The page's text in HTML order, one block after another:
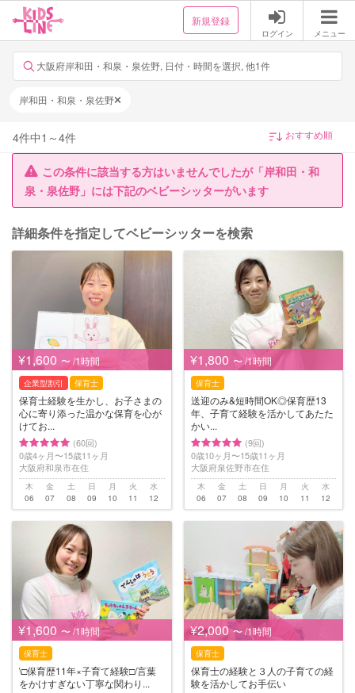
新規登録
ログイン メニュー
大阪府岸和田・和泉・泉佐野, 日付・時間を選択, 他1件
岸和田・和泉・泉佐野
4件中1 ～4件
この条件に該当する方はいませんでしたが「岸和田・和
泉・泉佐野」には下記のベビーシッターがいます
詳細条件を指定してベビーシッターを検索
¥1,600 〜 /1時間
企業型割引 保育士
保育士経験を生かし、お子さまの
心に寄り添った温かな保育を心が
けてお...
(60回)
0歳4ヶ月〜15歳11ヶ月
大阪府和泉市在住
木
06
金
07
土
08
日
09
月
10
火
11
水
12
¥1,800 〜 /1時間
保育士
送迎のみ&短時間OK◎保育歴13
年、子育て経験を活かしてあたた
かい...
(9回)
0歳10ヶ月〜15歳11ヶ月
大阪府泉佐野市在住
木
06
金
07
土
08
日
09
月
10
火
11
水
12
¥1,600 〜 /1時間
保育士
\□︎保育歴11年×子育て経験□︎/言葉
をかけすぎない丁寧な関わり...
¥2,000 〜 /1時間
保育士
保育士の経験と３人の子育ての経
験を活かしてお手伝い